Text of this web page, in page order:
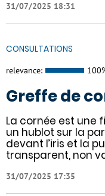
31/07/2025 18:31
CONSULTATIONS
relevance:
Greffe de
La cornée est une
un hublot sur la
devant l’iris et la
transparent, non
31/07/2025 17:35